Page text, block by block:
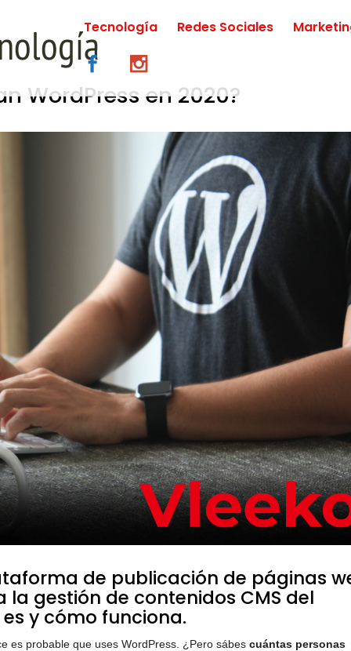
Tecnología Redes Sociales
WordPress en 2020?
de publicación de páginas
gestión de contenidos CMS del
y cómo funciona.
es probable que uses WordPress. ¿Pero sábescuántas personas